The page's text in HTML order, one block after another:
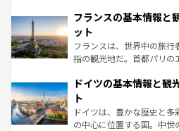
なお、新着のイタリア情報
しい。
文化が根付くこの国では、
れる闘牛、そして美味しい
る。首都マドリードの洗
アートに溢れた街角から、
せる。地方によって風土や
ンテンツ一覧 を参照してほ
フランスの基本情報と
ット
フランスは、世界中の旅
指の観光地だ。首都パリの
で、幅広い魅力が詰まって
聖堂、美しいビーチ、そし
から魅了する。また、フ
れ、フランス料理はユネス
ドイツの基本情報と観
ト
ドイツは、豊かな歴史と
の中心に位置する国。中世